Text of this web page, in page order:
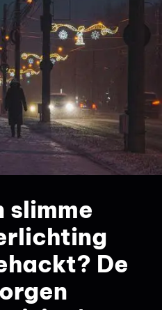
slimme
De